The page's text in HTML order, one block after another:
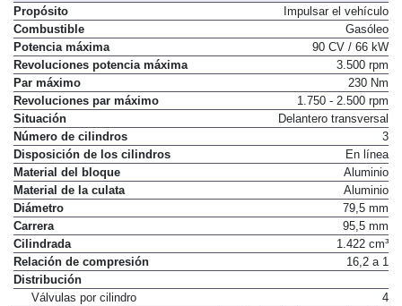
Propósito
Impulsar el vehículo
Combustible
Gasóleo
Potencia máxima
90 CV / 66 kW
Revoluciones potencia máxima
3.500 rpm
Par máximo
230 Nm
Revoluciones par máximo
1.750 - 2.500 rpm
Situación
Delantero transversal
Número de cilindros
3
Disposición de los cilindros
En línea
Material del bloque
Aluminio
Material de la culata
Aluminio
Diámetro
79,5 mm
Carrera
95,5 mm
Cilindrada
1.422 cm³
Relación de compresión
16,2 a 1
Distribución
Válvulas por cilindro
4